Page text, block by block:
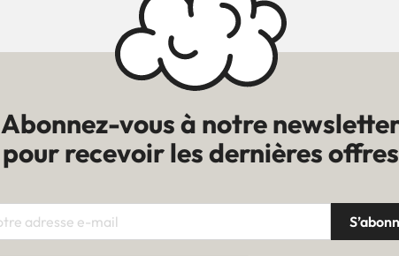
Abonnez-vous à notre
pour recevoir les dernières offres